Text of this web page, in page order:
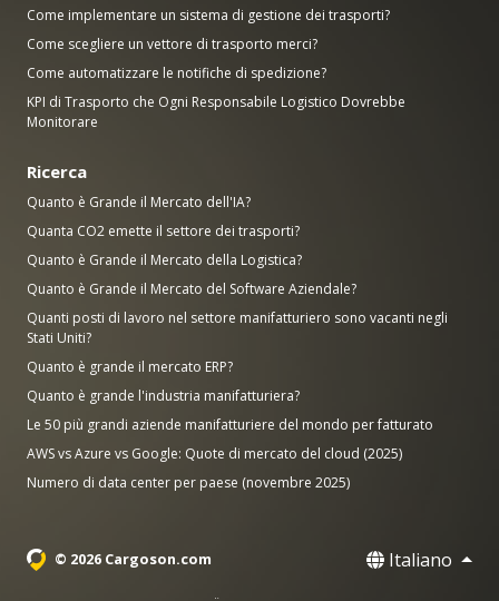
Come implementare un sistema di gestione dei trasporti?
Come scegliere un vettore di trasporto merci?
Come automatizzare le notifiche di spedizione?
KPI di Trasporto che Ogni Responsabile Logistico Dovrebbe
Monitorare
Ricerca
Quanto è Grande il Mercato dell'IA?
Quanta CO2 emette il settore dei trasporti?
Quanto è Grande il Mercato della Logistica?
Quanto è Grande il Mercato del Software Aziendale?
Quanti posti di lavoro nel settore manifatturiero sono vacanti negli
Stati Uniti?
Quanto è grande il mercato ERP?
Quanto è grande l'industria manifatturiera?
Le 50 più grandi aziende manifatturiere del mondo per fatturato
AWS vs Azure vs Google: Quote di mercato del cloud (2025)
Numero di data center per paese (novembre 2025)
© 2026 Cargoson.com Italiano